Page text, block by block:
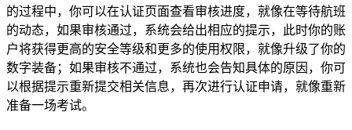
的过程中，你可以在认证页面查看审核进度，就像在等待航班
的动态，如果审核通过，系统会给出相应的提示，此时你的账
户将获得更高的安全等级和更多的使用权限，就像升级了你的
数字装备；如果审核不通过，系统也会告知具体的原因，你可
以根据提示重新提交相关信息，再次进行认证申请，就像重新
准备一场考试。